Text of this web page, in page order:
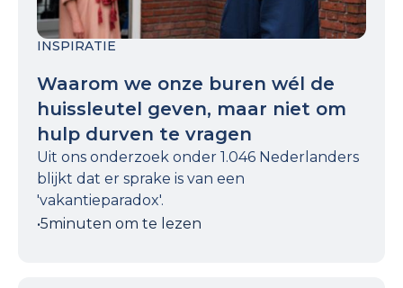
INSPIRATIE
Waarom we onze buren wél de
huissleutel geven, maar niet om
hulp durven te vragen
Uit ons onderzoek onder 1.046 Nederlanders
blijkt dat er sprake is van een
'vakantieparadox'.
•5minuten om te lezen